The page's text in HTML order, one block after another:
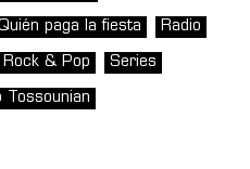
paga la fiesta Radio
Rock & Pop Series
Tossounian